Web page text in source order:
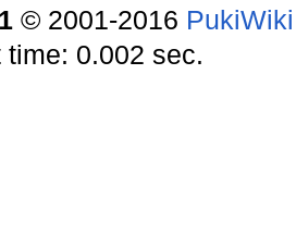
© 2001-2016
time: 0.002 sec.